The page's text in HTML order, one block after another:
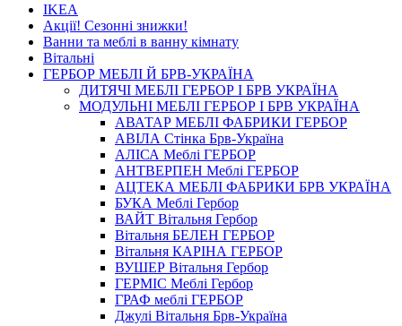
IKEA
Акції! Сезонні знижки!
Ванни та меблі в ванну кімнату
Вітальні
ГЕРБОР МЕБЛІ Й БРВ-УКРАЇНА
ДИТЯЧІ МЕБЛІ ГЕРБОР І БРВ УКРАЇНА
МОДУЛЬНІ МЕБЛІ ГЕРБОР І БРВ УКРАЇНА
АВАТАР МЕБЛІ ФАБРИКИ ГЕРБОР
АВІЛА Стінка Брв-Україна
АЛІСА Меблі ГЕРБОР
АНТВЕРПЕН Меблі ГЕРБОР
АЦТЕКА МЕБЛІ ФАБРИКИ БРВ УКРАЇНА
БУКА Меблі Гербор
ВАЙТ Вітальня Гербор
Вітальня БЕЛЕН ГЕРБОР
Вітальня КАРІНА ГЕРБОР
ВУШЕР Вітальня Гербор
ГЕРМІС Меблі Гербор
ГРАФ меблі ГЕРБОР
Джулі Вітальня Брв-Україна